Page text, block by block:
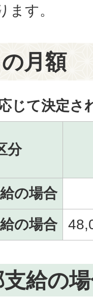
ます。
月額
じて決定さ
分
の場合
の場合
給の